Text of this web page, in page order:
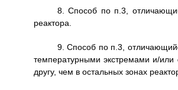
8. Способ по п.3,
реактора.
9. Способ по п.3,
температурными экстремами и/
другу, чем в остальных зонах